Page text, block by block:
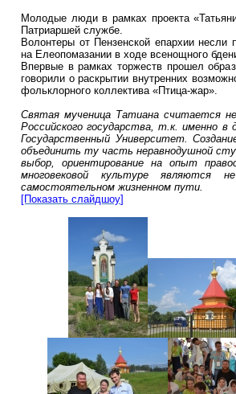
Молодые люди в рамках проекта
Патриаршей службе.
Волонтеры от Пензенской епархии
на Елеопомазании в ходе всенощного
Впервые в рамках торжеств прошел
говорили о раскрытии внутренних
фольклорного коллектива «Птица-жар».
Святая мученица Татиана считается
Российского государства, т.к. именно
Государственный Университет.
объединить ту часть неравнодушной
выбор, ориентирование на опыт
многовековой культуре являются
самостоятельном жизненном пути.
[Показать слайдшоу]